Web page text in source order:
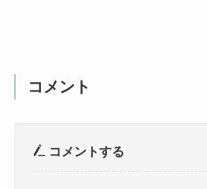
コメント
コメントする